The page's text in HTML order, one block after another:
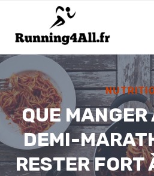
contenu
QUE
DEMI-
RESTER FORT